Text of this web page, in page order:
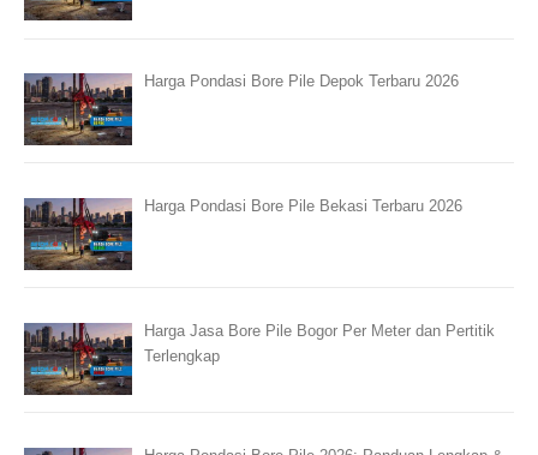
Harga Pondasi Bore Pile Depok Terbaru 2026
Harga Pondasi Bore Pile Bekasi Terbaru 2026
Harga Jasa Bore Pile Bogor Per Meter dan Pertitik
Terlengkap